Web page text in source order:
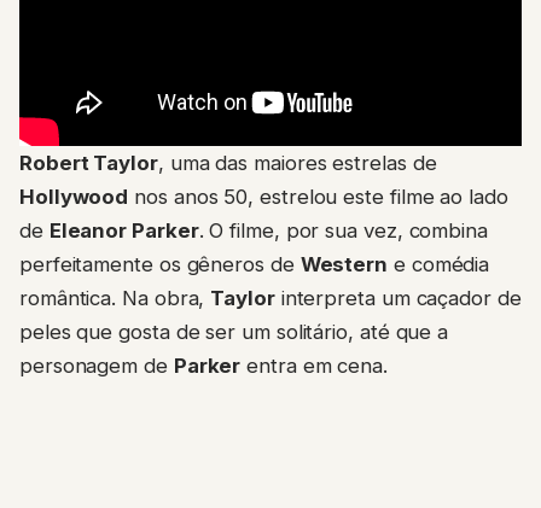
Robert Taylor, uma das maiores estrelas de
Hollywood nos anos 50, estrelou este filme ao lado
de Eleanor Parker. O filme, por sua vez, combina
perfeitamente os gêneros de Western e comédia
romântica. Na obra, Taylorinterpreta um caçador de
peles que gosta de ser um solitário, até que a
personagem de Parker entra em cena.